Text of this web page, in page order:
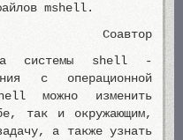
mshell.
Cоавтор
системы shell -
с операционной
можно изменить
так и окружающим,
а также узнать